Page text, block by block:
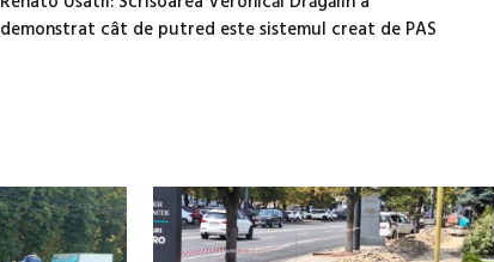
demonstrat cât de putred este sistemul creat de PAS